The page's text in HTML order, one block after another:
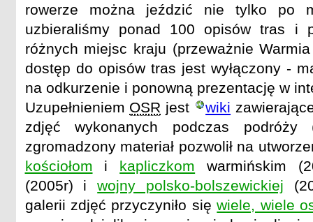
rowerze można jeździć nie tylko po
uzbieraliśmy ponad 100 opisów tras i
różnych miejsc kraju (przeważnie
dostęp do opisów tras jest wyłączony -
na odkurzenie i ponowną prezentację w
Uzupełnieniem OSR jest wiki
zdjęć wykonanych podczas
zgromadzony materiał pozwolił na
kościołom i kapliczkom warmińskim
(2005r) iwojny polsko-bolszewickiej
galerii zdjęć przyczyniło sięwiele, wiele